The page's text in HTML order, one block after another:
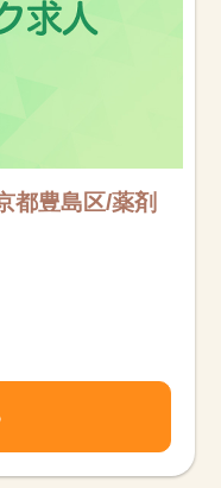
都豊島区/薬剤